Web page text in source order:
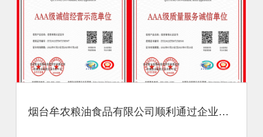
烟台牟农粮油食品有限公司顺利通过企业信用等级评审